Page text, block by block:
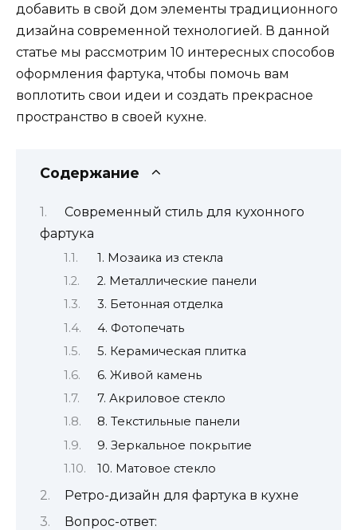
добавить в свой дом элементы традиционного
дизайна современной технологией. В данной
статье мы рассмотрим 10 интересных способов
оформления фартука, чтобы помочь вам
воплотить свои идеи и создать прекрасное
пространство в своей кухне.
Содержание
Современный стиль для кухонного
фартука
1. Мозаика из стекла
2. Металлические панели
3. Бетонная отделка
4. Фотопечать
5. Керамическая плитка
6. Живой камень
7. Акриловое стекло
8. Текстильные панели
9. Зеркальное покрытие
10. Матовое стекло
Ретро-дизайн для фартука в кухне
Вопрос-ответ: